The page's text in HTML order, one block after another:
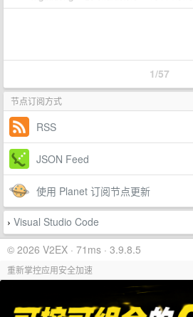
1/57
节点订阅方式
RSS
JSON Feed
使用 Planet 订阅节点更新
› Visual Studio Code
© 2026 V2EX · 71ms · 3.9.8.5
重新掌控应用安全加速